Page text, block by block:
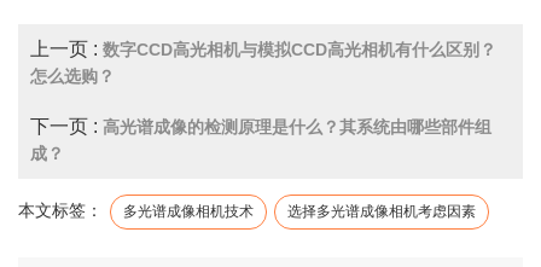
上一页 : 数字CCD高光相机与模拟CCD高光相机有什么区别？
怎么选购？
下一页 : 高光谱成像的检测原理是什么？其系统由哪些部件组
成？
本文标签： 多光谱成像相机技术 选择多光谱成像相机考虑因素